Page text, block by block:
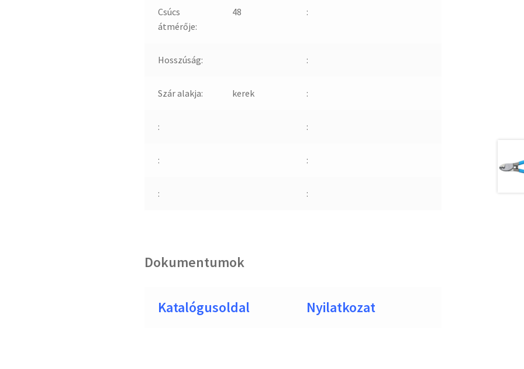
Csúcs
átmérője:
48 :
Hosszúság: :
Szár alakja: kerek :
: :
: :
: :
Dokumentumok
Katalógusoldal Nyilatkozat